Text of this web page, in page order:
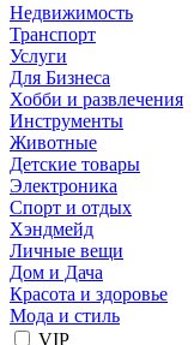
Недвижимость
Транспорт
Услуги
Для Бизнеса
Хобби и развлечения
Инструменты
Животные
Детские товары
Электроника
Спорт и отдых
Хэндмейд
Личные вещи
Дом и Дача
Красота и здоровье
Мода и стиль
VIP